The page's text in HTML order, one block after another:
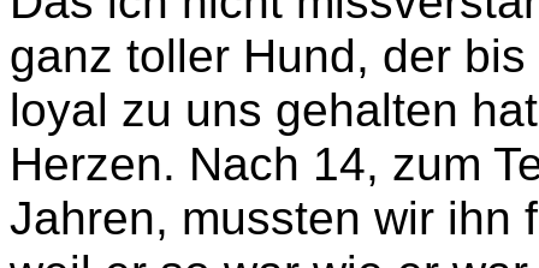
ganz toller Hund, der
loyal zu uns gehalten
Herzen. Nach 14, zum
Jahren, mussten wir ihn